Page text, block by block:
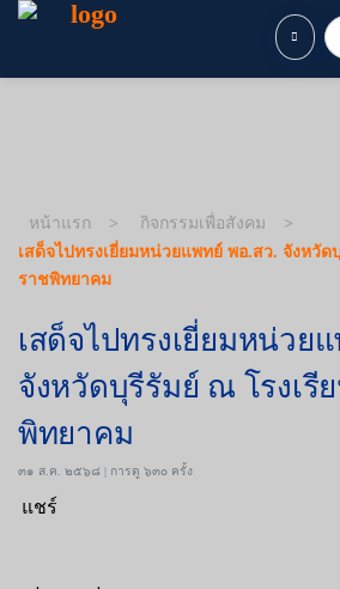
หน้าแรก
กิจกรรมเพื่อสังคม
เสด็จไปทรงเยี่ยมหน่วยแพทย์ พอ.สว. จังหวั
ราชพิทยาคม
เสด็จไปทรงเยี่ยมหน่วย
จังหวัดบุรีรัมย์ ณ โรงเรี
พิทยาคม
๓๑ ส.ค. ๒๕๖๘ | การดู ๖๓๐ ครั้ง
แชร์